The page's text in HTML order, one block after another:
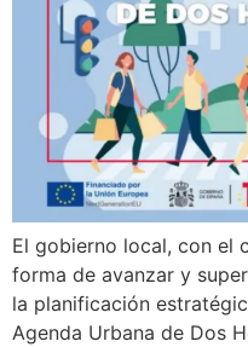
El gobierno local, con el
forma de avanzar y
la planificación
Agenda Urbana de Dos